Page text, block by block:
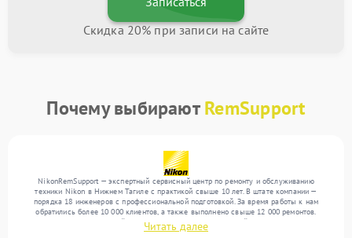
Скидка 20% при записи на сайте
Почему выбираютRemSupport
NikonRemSupport — экспертный сервисный центр по ремонту и обслуживанию
техники Nikon в Нижнем Тагиле с практикой свыше 10 лет. В штате компании —
порядка 18 инженеров с профессиональной подготовкой. За время работы к нам
обратились более 10 000 клиентов, а также выполнено свыше 12 000 ремонтов.
Ежемесячно в сервисный центр поступает более 300 устройств, включая , , . Мы
работаем с широким спектром неисправностей и поддерживаем высокий стандарт
Читать далее